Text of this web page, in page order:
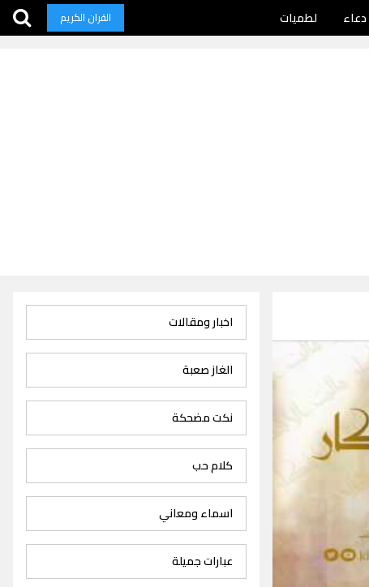
دعاء لطميات القران الكريم
اخبار ومقالات
الغاز صعبة
نكت مضحكة
كلام حب
اسماء ومعاني
عبارات جميلة